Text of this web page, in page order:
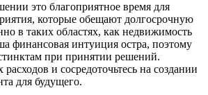
это благоприятное время для
которые обещают долгосрочную
в таких областях, как недвижимость
финансовая интуиция остра, поэтому
при принятии решений.
и сосредоточьтесь на создании
для будущего.